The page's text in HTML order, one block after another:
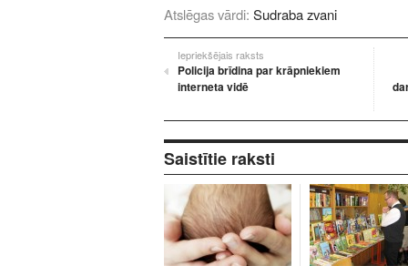
Atslēgas vārdi: Sudraba zvani
Iepriekšējais raksts
Policija brīdina par krāpniekiem
interneta vidē
Saistītie raksti